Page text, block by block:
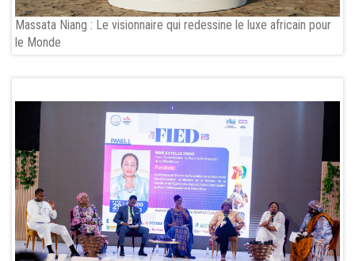
Massata Niang : Le visionnaire qui redessine le luxe africain pour
le Monde